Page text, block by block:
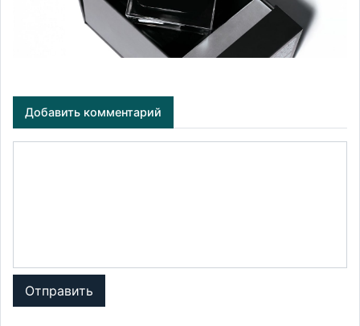
Добавить комментарий
Отправить